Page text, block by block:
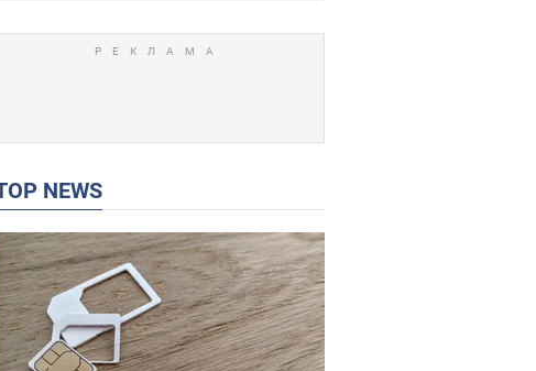
TOP NEWS